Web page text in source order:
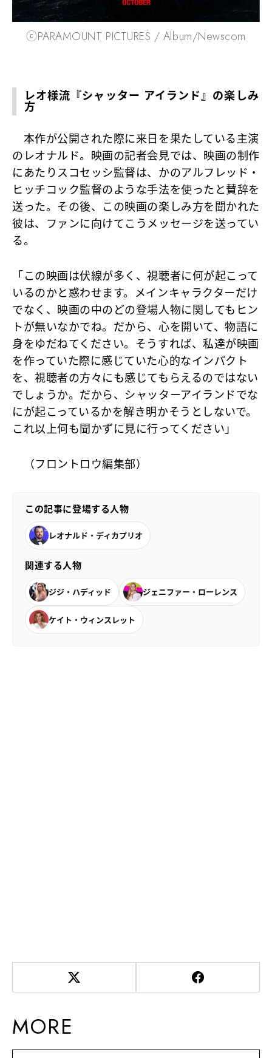
ⓒPARAMOUNT PICTURES / Album/Newscom
レオ様流『シャッター アイランド』の楽しみ
方
本作が公開された際に来日を果たしている主演
のレオナルド。映画の記者会見では、映画の制作
にあたりスコセッシ監督は、かのアルフレッド・
ヒッチコック監督のような手法を使ったと賛辞を
送った。その後、この映画の楽しみ方を聞かれた
彼は、ファンに向けてこうメッセージを送ってい
る。
「この映画は伏線が多く、視聴者に何が起こって
いるのかと惑わせます。メインキャラクターだけ
でなく、映画の中のどの登場人物に関してもヒン
トが無いなかでね。だから、心を開いて、物語に
身をゆだねてください。そうすれば、私達が映画
を作っていた際に感じていた心的なインパクト
を、視聴者の方々にも感じてもらえるのではない
でしょうか。だから、シャッターアイランドでな
にが起こっているかを解き明かそうとしないで。
これ以上何も聞かずに見に行ってください」
（フロントロウ編集部）
この記事に登場する人物
レオナルド・ディカプリオ
関連する人物
ジジ・ハディッド ジェニファー・ローレンス
ケイト・ウィンスレット
MORE